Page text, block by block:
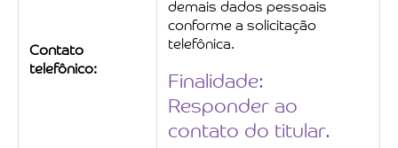
Contato
telefônico:
demais dados pessoais
conforme a solicitação
telefônica.
Finalidade:
Responder ao
contato do titular.